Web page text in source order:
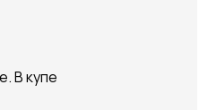
В купе